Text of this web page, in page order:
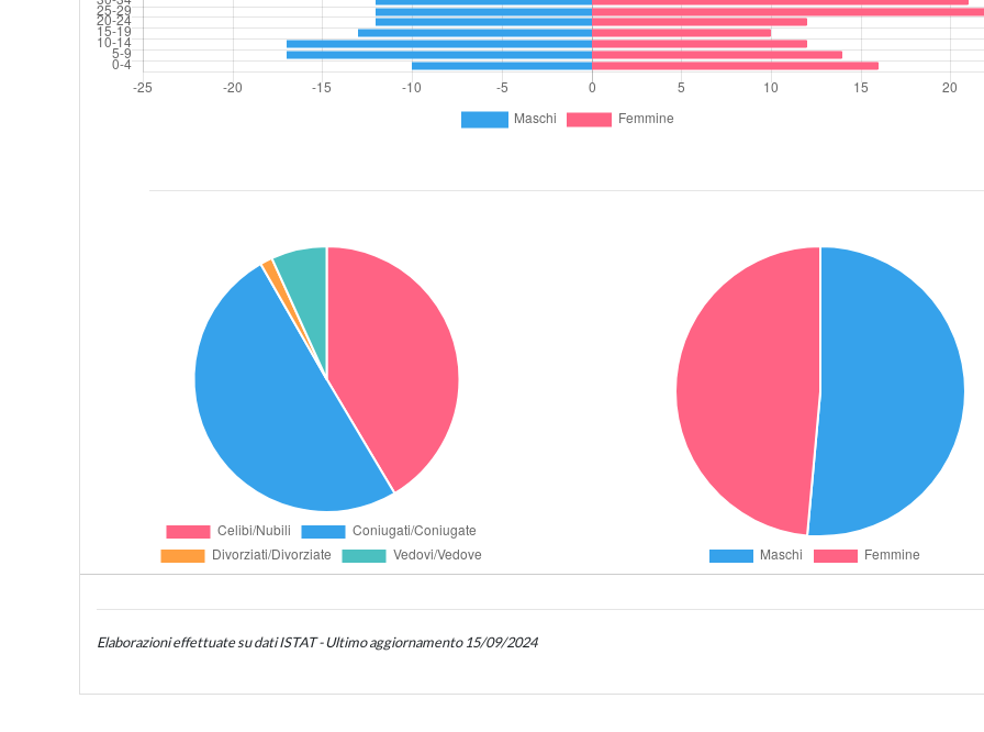
Elaborazioni effettuate su dati ISTAT - Ultimo aggiornamento 15/09/2024